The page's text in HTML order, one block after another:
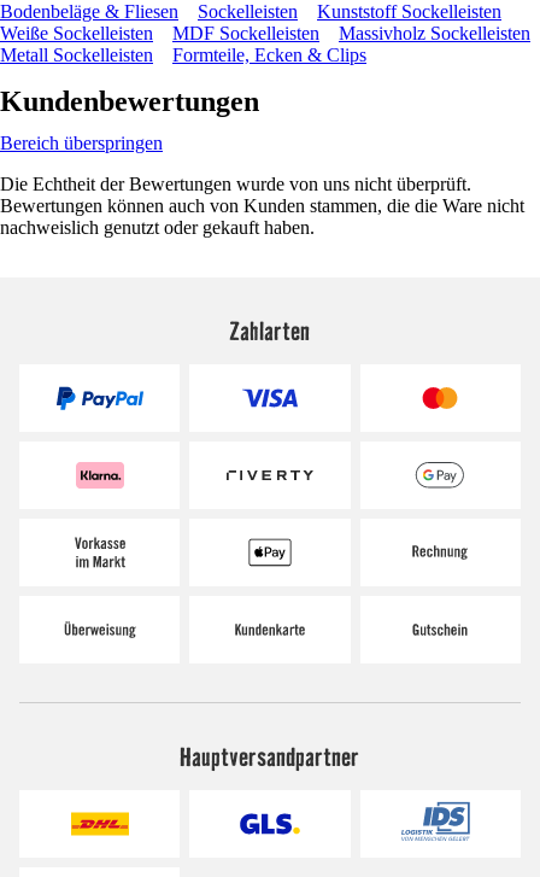
Bodenbeläge & Fliesen
Sockelleisten
Kunststoff Sockelleisten
Weiße Sockelleisten
MDF Sockelleisten
Massivholz Sockelleisten
Metall Sockelleisten
Formteile, Ecken & Clips
Kundenbewertungen
Bereich überspringen
Die Echtheit der Bewertungen wurde von uns nicht überprüft.
Bewertungen können auch von Kunden stammen, die die Ware nicht
nachweislich genutzt oder gekauft haben.
Zahlarten
Hauptversandpartner